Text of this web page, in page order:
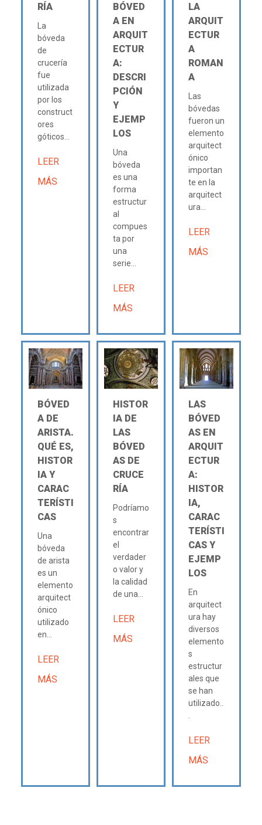
RÍA
La
bóveda
de
crucería
fue
utilizada
por los
construct
ores
góticos...
LEER
MÁS
BÓVED
A EN
ARQUIT
ECTUR
A:
DESCRI
PCIÓN
Y
EJEMP
LOS
Una
bóveda
es una
forma
estructur
al
compues
ta por
una
serie...
LEER
MÁS
LA
ARQUIT
ECTUR
A
ROMAN
A
Las
bóvedas
fueron un
elemento
arquitect
ónico
importan
te en la
arquitect
ura...
LEER
MÁS
BÓVED
A DE
ARISTA.
QUÉ ES,
HISTOR
IA Y
CARAC
TERÍSTI
CAS
Una
bóveda
de arista
es un
elemento
arquitect
ónico
utilizado
en...
LEER
MÁS
HISTOR
IA DE
LAS
BÓVED
AS DE
CRUCE
RÍA
Podríamo
s
encontrar
el
verdader
o valor y
la calidad
de una...
LEER
MÁS
LAS
BÓVED
AS EN
ARQUIT
ECTUR
A:
HISTOR
IA,
CARAC
TERÍSTI
CAS Y
EJEMP
LOS
En
arquitect
ura hay
diversos
elemento
s
estructur
ales que
se han
utilizado..
LEER
MÁS